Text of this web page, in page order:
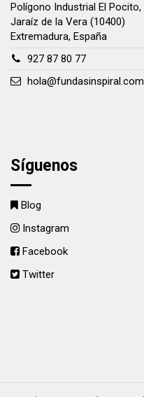
Polígono Industrial El Pocito,
Jaraíz de la Vera (10400)
Extremadura, España
927 87 80 77
hola@fundasinspiral.com
Síguenos
Blog
Instagram
Facebook
Twitter